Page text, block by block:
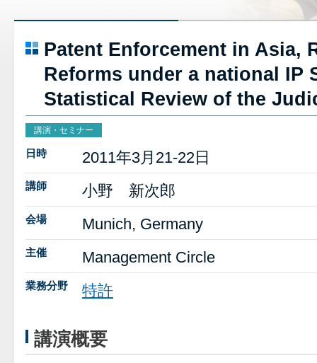
Patent Enforcement in Asia,
Reforms under a national IP
Statistical Review of the
講演・セミナー
日時 2011年3月21-22日
講師 小野 新次郎
会場 Munich, Germany
主催 Management Circle
業務分野 特許
講演概要